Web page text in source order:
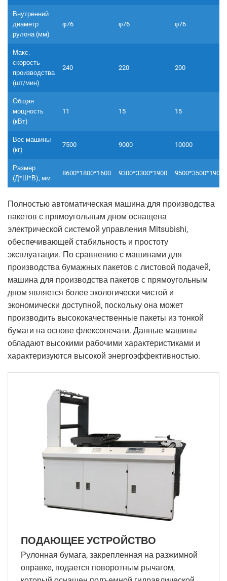
Внутренний
диаметр
рулона (мм)
φ76 φ76 φ76
Макс.
скорость
производства
(шт/мин)
240 220 200
Общая
мощность
(кВт)
11 15 15
Вес машины
(кг)
7500 9000 10000
Размер
(Д*Ш*В), мм
8600*1800*1600 9300*3300*1900 9500*3500*1900
Полностью автоматическая машина для производства
пакетов с прямоугольным дном оснащена
электрической системой управления Mitsubishi,
обеспечивающей стабильность и простоту
эксплуатации. По сравнению с машинами для
производства бумажных пакетов с листовой подачей,
машина для производства пакетов с прямоугольным
дном является более экологически чистой и
экономически доступной, поскольку она может
производить высококачественные пакеты из тонкой
бумаги на основе флексопечати. Данные машины
обладают высокими рабочими характеристиками и
характеризуются высокой энергоэффективностью.
ПОДАЮЩЕЕ УСТРОЙСТВО
Рулонная бумага, закрепленная на разжимной
оправке, подается поворотным рычагом,